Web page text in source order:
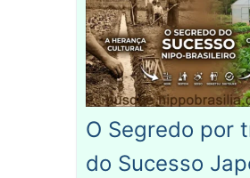
O Segredo por
do Sucesso